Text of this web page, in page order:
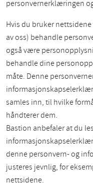
personvernerklæringen
Hvis du bruker
av oss) behandle
også være
behandle dine
måte. Denne
samles inn, til hvilke
håndterer dem.
Bastion anbefaler at du
denne personvern- og
justeres jevnlig, for
nettsidene.